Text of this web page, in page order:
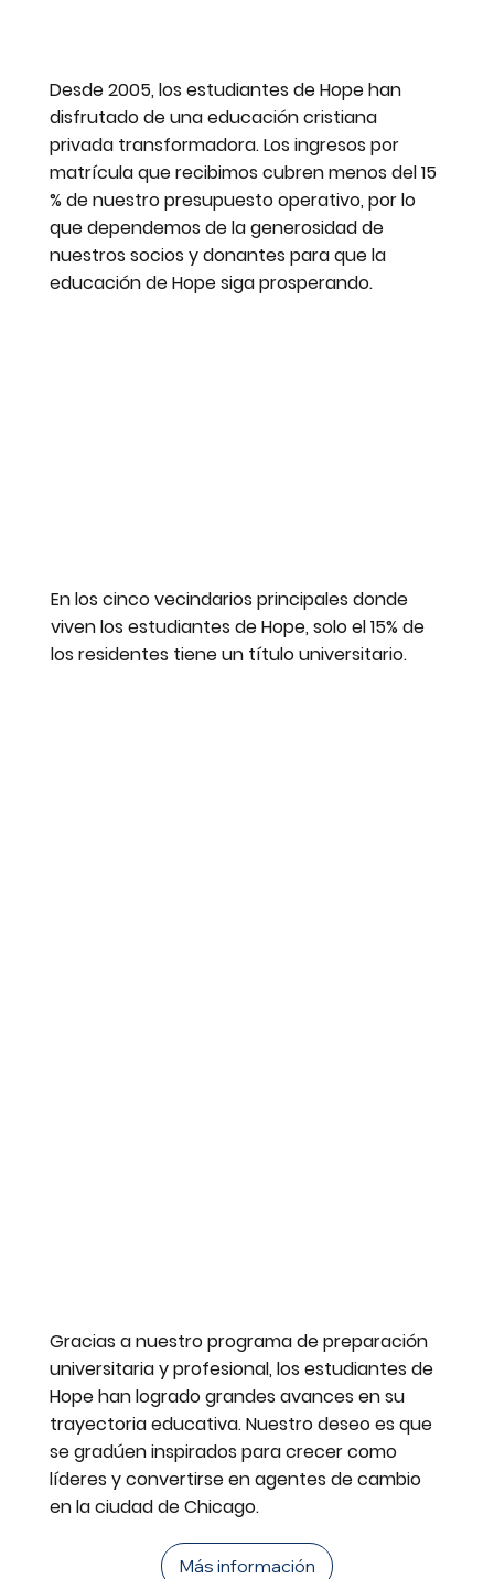
Desde 2005, los estudiantes de Hope han
disfrutado de una educación cristiana
privada transformadora. Los ingresos por
matrícula que recibimos cubren menos del 15
% de nuestro presupuesto operativo, por lo
que dependemos de la generosidad de
nuestros socios y donantes para que la
educación de Hope siga prosperando.
En los cinco vecindarios principales donde
viven los estudiantes de Hope, solo el 15% de
los residentes tiene un título universitario.
Gracias a nuestro programa de preparación
universitaria y profesional, los estudiantes de
Hope han logrado grandes avances en su
trayectoria educativa. Nuestro deseo es que
se gradúen inspirados para crecer como
líderes y convertirse en agentes de cambio
en la ciudad de Chicago.
Más información